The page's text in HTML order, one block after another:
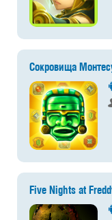
Сокровища
Five Nights at